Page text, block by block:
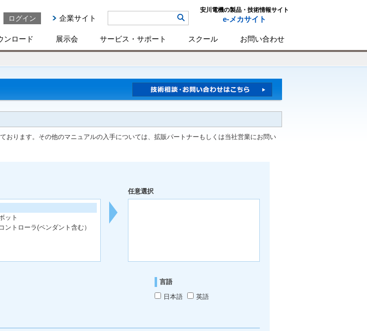
ログイン 企業サイト
安川電機の製品・技術情報サイト
e-メカサイト
ンロード 展示会 サービス・サポート スクール お問い合わせ
ります。その他のマニュアルの入手については、拡販パートナーもしくは当社営業にお問い
ット
ントローラ(ペンダント含む）
任意選択
言語
日本語
英語